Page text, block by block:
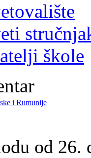
škole
i Rumunije
od 26.